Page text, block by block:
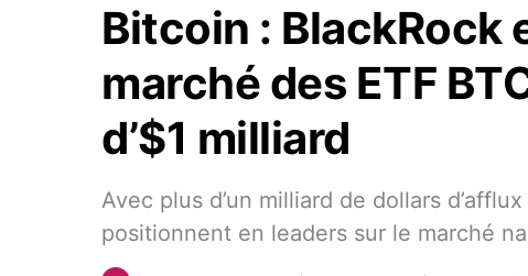
Bitcoin : BlackRock
marché des ETF
d’$1 milliard
Avec plus d’un milliard de dollars
positionnent en leaders sur le marché